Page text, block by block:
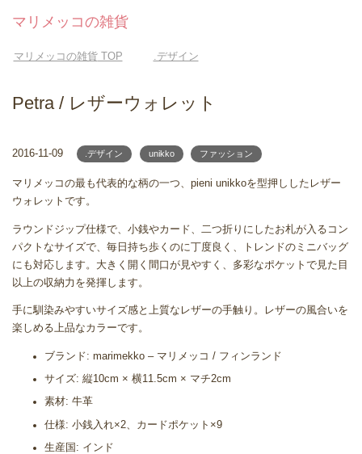
マリメッコの雑貨
マリメッコの雑貨TOP .デザイン
Petra / レザーウォレット
2016-11-09 .デザイン unikko ファッション
マリメッコの最も代表的な柄の一つ、pieni unikkoを型押ししたレザー
ウォレットです。
ラウンドジップ仕様で、小銭やカード、二つ折りにしたお札が入るコン
パクトなサイズで、毎日持ち歩くのに丁度良く、トレンドのミニバッグ
にも対応します。大きく開く間口が見やすく、多彩なポケットで見た目
以上の収納力を発揮します。
手に馴染みやすいサイズ感と上質なレザーの手触り。レザーの風合いを
楽しめる上品なカラーです。
ブランド: marimekko – マリメッコ / フィンランド
サイズ: 縦10cm × 横11.5cm × マチ2cm
素材: 牛革
仕様: 小銭入れ×2、カードポケット×9
生産国: インド